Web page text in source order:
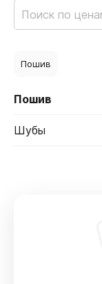
Пошив
Пошив
Шубы